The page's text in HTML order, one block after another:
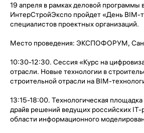
19 апреля в рамках деловой программы
ИнтерСтройЭкспо пройдет «День BIM-
специалистов проектных организаций.
Место проведения: ЭКСПОФОРУМ,
10:30-12:30. Сессия «Курс на
отрасли. Новые технологии в
строительной отрасли на BIM-
13:15-18:00. Технологическая
драйв решений ведущих российских IT-
области информационного